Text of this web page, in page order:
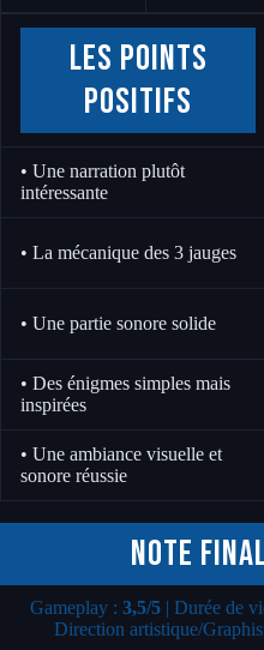
Les points
positifs
• Une narration plutôt
intéressante
• La mécanique des 3 jauges
• Une partie sonore solide
• Des énigmes simples mais
inspirées
• Une ambiance visuelle et
sonore réussie
Note
Gameplay : 3,5/5| Durée de
Direction artistique/